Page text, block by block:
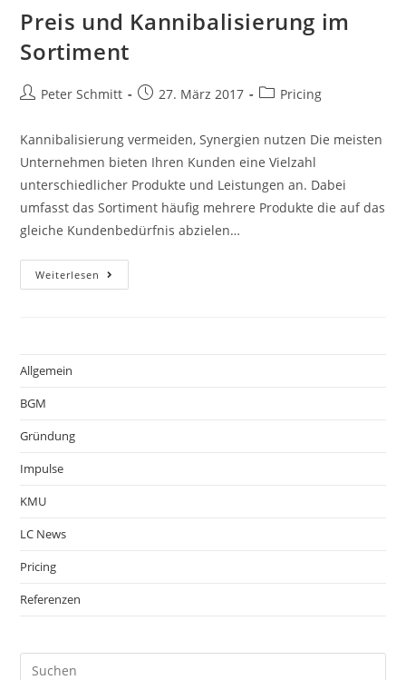
Preis und Kannibalisierung im
Sortiment
Peter Schmitt 27. März 2017 Pricing
Kannibalisierung vermeiden, Synergien nutzen Die meisten
Unternehmen bieten Ihren Kunden eine Vielzahl
unterschiedlicher Produkte und Leistungen an. Dabei
umfasst das Sortiment häufig mehrere Produkte die auf das
gleiche Kundenbedürfnis abzielen…
Weiterlesen
Allgemein
BGM
Gründung
Impulse
KMU
LC News
Pricing
Referenzen